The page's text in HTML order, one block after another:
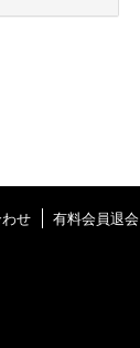
せ 有料会員退会